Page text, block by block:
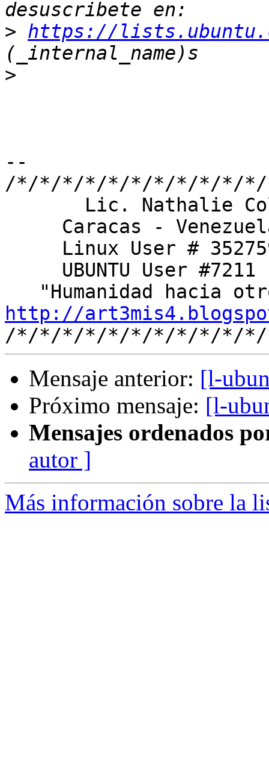
> https://
>
--
/*/*/*/*/*/*/*/*/*/*/
http://
Mensaje anterior: [l-
Próximo mensaje: [l-
Mensajes ordenados
autor ]
Más información sobre la